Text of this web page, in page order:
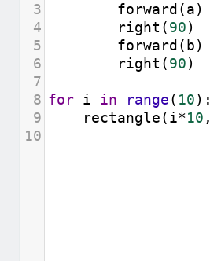
3
forward (a)
4
right (90)
5
forward ( b)
6
right (90)
7
8 for i in range( 10):
9
rectangle(i*10 ,
10